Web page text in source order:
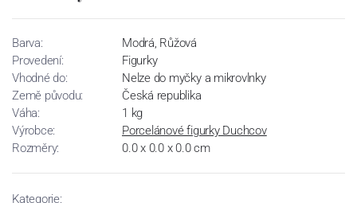
Barva:
Modrá, Růžová
Provedení:
Figurky
Vhodné do:
Nelze do myčky a mikrovlnky
Země původu:
Česká republika
Váha:
1 kg
Výrobce:
Porcelánové figurky Duchcov
Rozměry:
0.0 x 0.0 x 0.0 cm
Kategorie: